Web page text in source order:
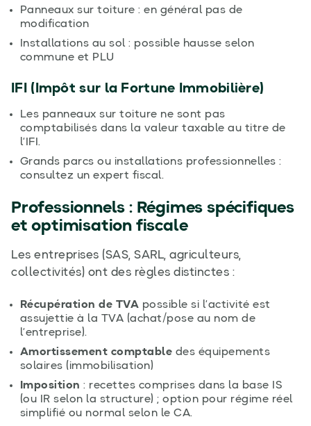
Panneaux sur toiture : en général pas de
modification
Installations au sol : possible hausse selon
commune et PLU
IFI (Impôt sur la Fortune Immobilière)
Les panneaux sur toiture ne sont pas
comptabilisés dans la valeur taxable au titre de
l’IFI.
Grands parcs ou installations professionnelles :
consultez un expert fiscal.
Professionnels : Régimes spécifiques
et optimisation fiscale
Les entreprises (SAS, SARL, agriculteurs,
collectivités) ont des règles distinctes :
Récupération de TVA possible si l’activité est
assujettie à la TVA (achat/pose au nom de
l’entreprise).
Amortissement comptable des équipements
solaires (immobilisation)
Imposition : recettes comprises dans la base IS
(ou IR selon la structure) ; option pour régime réel
simplifié ou normal selon le CA.